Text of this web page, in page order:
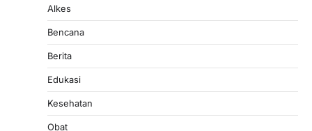
Alkes
Bencana
Berita
Edukasi
Kesehatan
Obat